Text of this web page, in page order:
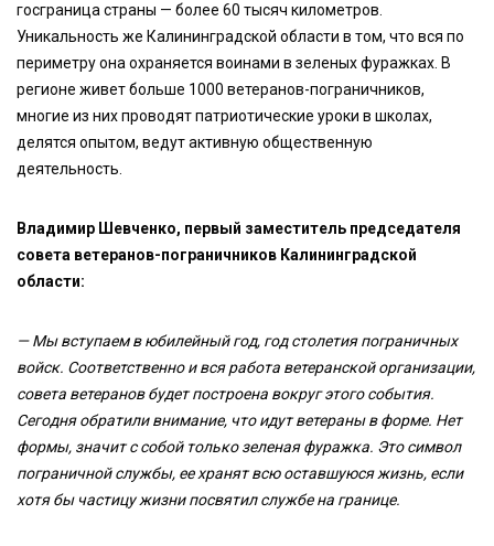
госграница страны — более 60 тысяч километров.
Уникальность же Калининградской области в том, что вся по
периметру она охраняется воинами в зеленых фуражках. В
регионе живет больше 1000 ветеранов-пограничников,
многие из них проводят патриотические уроки в школах,
делятся опытом, ведут активную общественную
деятельность.
Владимир Шевченко, первый заместитель председателя
совета ветеранов-пограничников Калининградской
области:
— Мы вступаем в юбилейный год, год столетия пограничных
войск. Соответственно и вся работа ветеранской организации,
совета ветеранов будет построена вокруг этого события.
Сегодня обратили внимание, что идут ветераны в форме. Нет
формы, значит с собой только зеленая фуражка. Это символ
пограничной службы, ее хранят всю оставшуюся жизнь, если
хотя бы частицу жизни посвятил службе на границе.